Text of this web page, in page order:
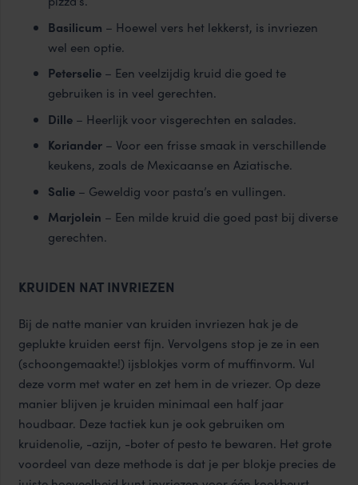
Basilicum – Hoewel vers het lekkerst, is invriezen
wel een optie.
Peterselie – Een veelzijdig kruid die goed te
gebruiken is in veel gerechten.
Dille – Heerlijk voor visgerechten en salades.
Koriander – Voor een frisse smaak in verschillende
keukens, zoals de Mexicaanse en Aziatische.
Salie – Geweldig voor pasta’s en vullingen.
Marjolein – Een milde kruid die goed past bij diverse
gerechten.
KRUIDEN NAT INVRIEZEN
Bij de natte manier van kruiden invriezen hak je de
geplukte kruiden eerst fijn. Vervolgens stop je ze in een
(schoongemaakte!) ijsblokjes vorm of muffinvorm. Vul
deze vorm met water en zet hem in de vriezer. Op deze
manier blijven je kruiden minimaal een half jaar
houdbaar. Deze tactiek kun je ook gebruiken om
kruidenolie, -azijn, -boter of pesto te bewaren. Het grote
voordeel van deze methode is dat je per blokje precies de